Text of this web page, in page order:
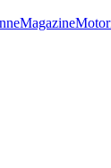
Magazine